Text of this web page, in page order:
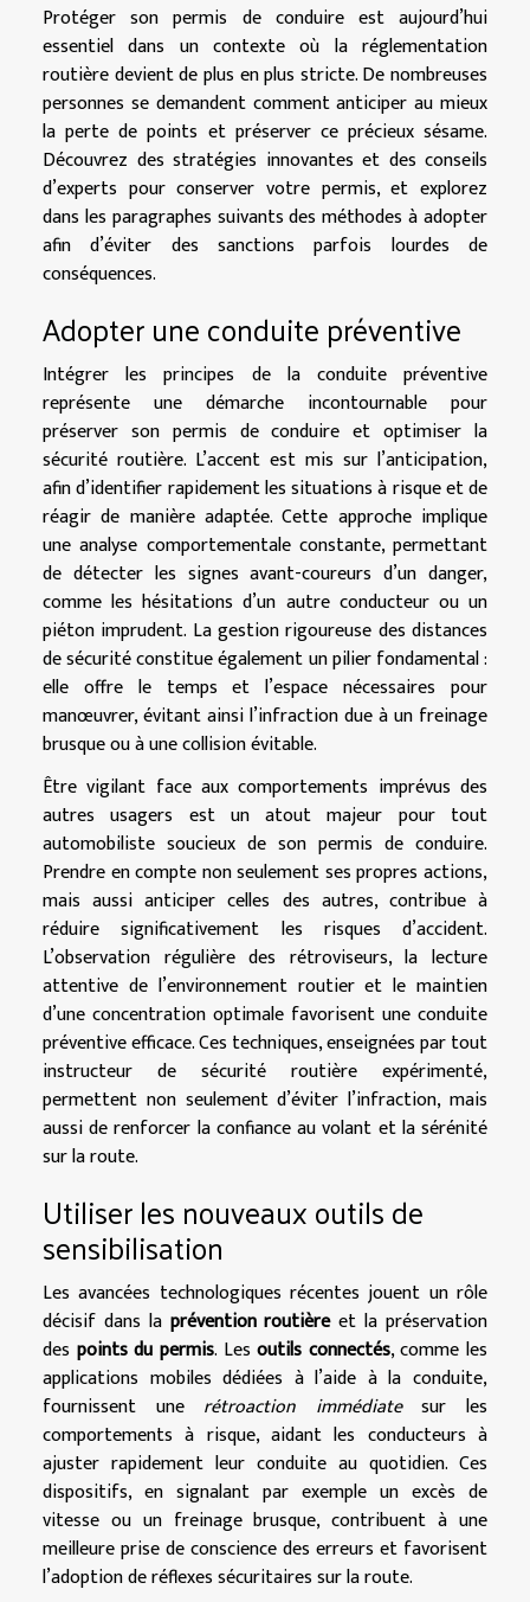
Protéger son permis de conduire est aujourd’hui
essentiel dans un contexte où la réglementation
routière devient de plus en plus stricte. De nombreuses
personnes se demandent comment anticiper au mieux
la perte de points et préserver ce précieux sésame.
Découvrez des stratégies innovantes et des conseils
d’experts pour conserver votre permis, et explorez
dans les paragraphes suivants des méthodes à adopter
afin d’éviter des sanctions parfois lourdes de
conséquences.
Adopter une conduite préventive
Intégrer les principes de la conduite préventive
représente une démarche incontournable pour
préserver son permis de conduire et optimiser la
sécurité routière. L’accent est mis sur l’anticipation,
afin d’identifier rapidement les situations à risque et de
réagir de manière adaptée. Cette approche implique
une analyse comportementale constante, permettant
de détecter les signes avant-coureurs d’un danger,
comme les hésitations d’un autre conducteur ou un
piéton imprudent. La gestion rigoureuse des distances
de sécurité constitue également un pilier fondamental :
elle offre le temps et l’espace nécessaires pour
manœuvrer, évitant ainsi l’infraction due à un freinage
brusque ou à une collision évitable.
Être vigilant face aux comportements imprévus des
autres usagers est un atout majeur pour tout
automobiliste soucieux de son permis de conduire.
Prendre en compte non seulement ses propres actions,
mais aussi anticiper celles des autres, contribue à
réduire significativement les risques d’accident.
L’observation régulière des rétroviseurs, la lecture
attentive de l’environnement routier et le maintien
d’une concentration optimale favorisent une conduite
préventive efficace. Ces techniques, enseignées par tout
instructeur de sécurité routière expérimenté,
permettent non seulement d’éviter l’infraction, mais
aussi de renforcer la confiance au volant et la sérénité
sur la route.
Utiliser les nouveaux outils de
sensibilisation
Les avancées technologiques récentes jouent un rôle
décisif dans la prévention routièreet la préservation
des points du permis. Lesoutils connectés, comme les
applications mobiles dédiées à l’aide à la conduite,
fournissent une rétroaction immédiatesur les
comportements à risque, aidant les conducteurs à
ajuster rapidement leur conduite au quotidien. Ces
dispositifs, en signalant par exemple un excès de
vitesse ou un freinage brusque, contribuent à une
meilleure prise de conscience des erreurs et favorisent
l’adoption de réflexes sécuritaires sur la route.